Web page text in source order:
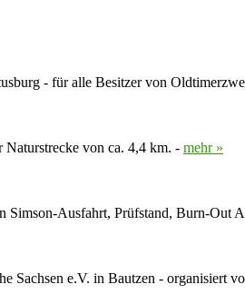
- für alle Besitzer von
Naturstrecke von ca. 4,4 km. - mehr »
Simson-Ausfahrt, Prüfstand, Burn-
e.V. in Bautzen - organisiert